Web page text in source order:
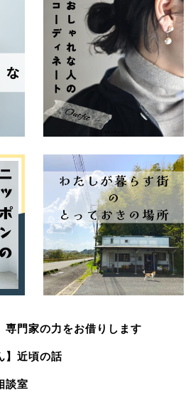
専門家の力をお借りします
】近頃の話
談室